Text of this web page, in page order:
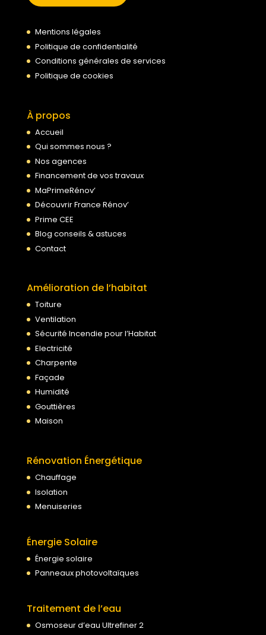
Mentions légales
Politique de confidentialité
Conditions générales de services
Politique de cookies
À propos
Accueil
Qui sommes nous ?
Nos agences
Financement de vos travaux
MaPrimeRénov’
Découvrir France Rénov’
Prime CEE
Blog conseils & astuces
Contact
Amélioration de l’habitat
Toiture
Ventilation
Sécurité Incendie pour l’Habitat
Electricité
Charpente
Façade
Humidité
Gouttières
Maison
Rénovation Énergétique
Chauffage
Isolation
Menuiseries
Énergie Solaire
Énergie solaire
Panneaux photovoltaïques
Traitement de l’eau
Osmoseur d’eau Ultrefiner 2